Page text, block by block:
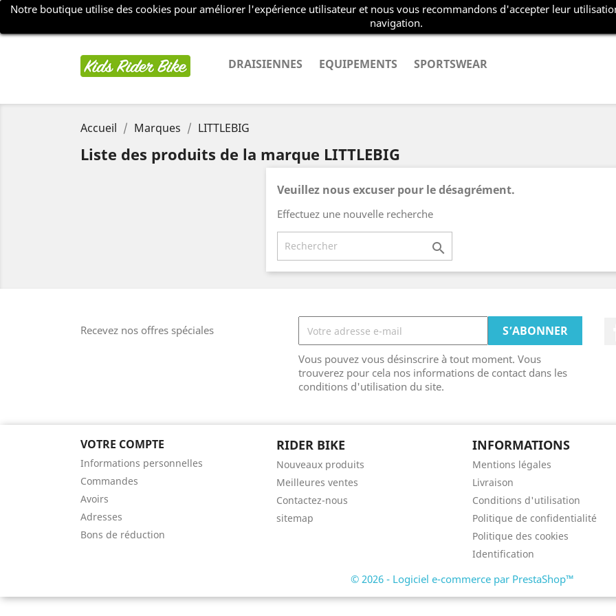
Appelez-nous :+33612078689
DRAISIENNES EQUIPEMENTS SPORTSWEAR
Notre boutique utilise des cookies pour améliorer l'expérience utilisateur et nous vous recommandons d'accepter leur
navigation.
Accueil Marques LITTLEBIG
Liste des produits de la marque LITTLEBIG
Veuillez nous excuser pour le désagrément.
Effectuez une nouvelle recherche

Recevez nos offres spéciales
Vous pouvez vous désinscrire à tout moment. Vous
trouverez pour cela nos informations de contact dans les
conditions d'utilisation du site.
VOTRE COMPTE
Informations personnelles
Commandes
Avoirs
Adresses
Bons de réduction
RIDER BIKE
Nouveaux produits
Meilleures ventes
Contactez-nous
sitemap
INFORMATIONS
Mentions légales
Livraison
Conditions d'utilisation
Politique de confidentialité
Politique des cookies
Identification
© 2026 - Logiciel e-commerce par PrestaShop™